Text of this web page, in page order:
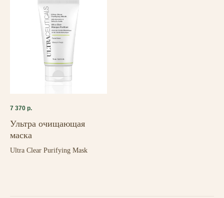
7 370 р.
Ультра очищающая
маска
Ultra Clear Purifying Mask